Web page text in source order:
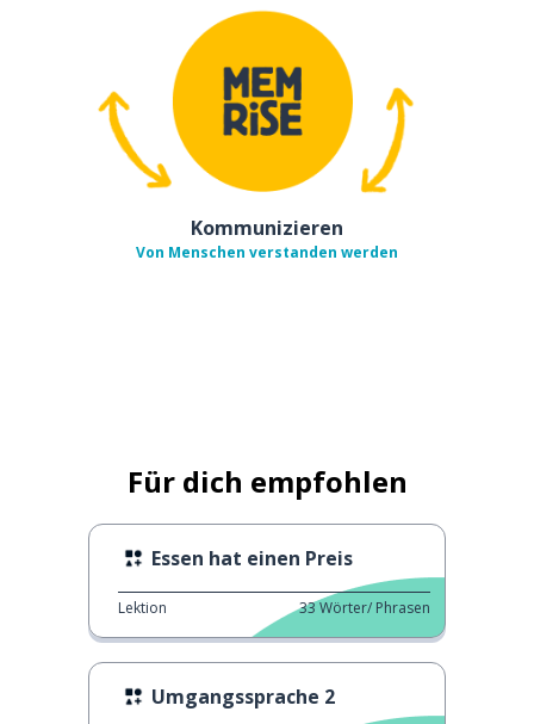
Kommunizieren
Von Menschen verstanden werden
Für dich empfohlen
Essen hat einen Preis
Lektion 33Wörter/ Phrasen
Umgangssprache 2